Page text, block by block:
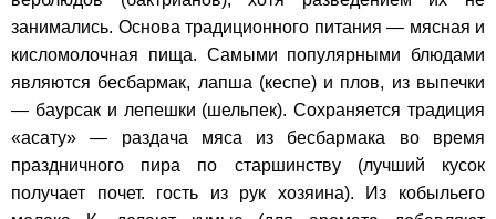
занимались. Основа традиционного питания — мясная и
кисломолочная пища. Самыми популярными блюдами
являются бесбармак, лапша (кеспе) и плов, из выпечки
— баурсак и лепешки (шельпек). Сохраняется традиция
«асату» — раздача мяса из бесбармака во время
праздничного пира по старшинству (лучший кусок
получает почет. гость из рук хозяина). Из кобыльего